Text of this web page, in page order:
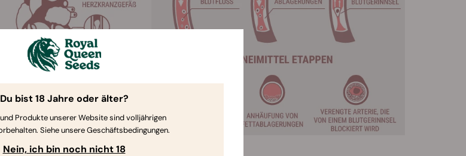
Du bist 18 Jahre oder älter?
Produkte unserer Website sind volljährigen
Siehe unsere Geschäftsbedingungen.
Nein, ich bin noch nicht 18